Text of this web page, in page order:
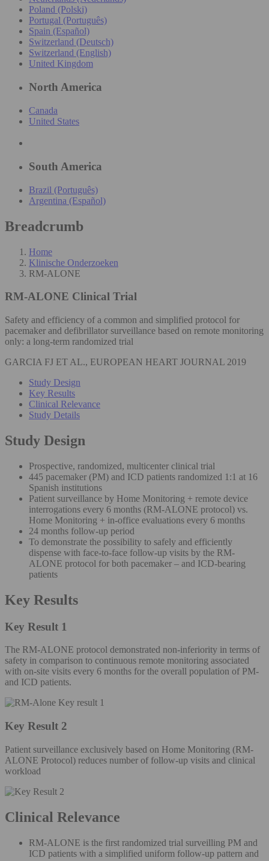
Poland (Polski)
Portugal (Português)
Spain (Español)
Switzerland (Deutsch)
Switzerland (English)
United Kingdom
North America
Canada
United States
South America
Brazil (Português)
Argentina (Español)
Breadcrumb
Home
Klinische Onderzoeken
RM-ALONE
RM-ALONE Clinical Trial
Safety and efficiency of a common and simplified protocol for
pacemaker and defibrillator surveillance based on remote monitoring
only: a long-term randomized trial
GARCIA FJ ET AL., EUROPEAN HEART JOURNAL 2019
Study Design
Key Results
Clinical Relevance
Study Details
Study Design
Prospective, randomized, multicenter clinical trial
445 pacemaker (PM) and ICD patients randomized 1:1 at 16
Spanish institutions
Patient surveillance by Home Monitoring + remote device
interrogations every 6 months (RM-ALONE protocol) vs.
Home Monitoring + in-office evaluations every 6 months
24 months follow-up period
To demonstrate the possibility to safely and efficiently
dispense with face-to-face follow-up visits by the RM-
ALONE protocol for both pacemaker – and ICD-bearing
patients
Key Results
Key Result 1
The RM-ALONE protocol demonstrated non-inferiority in terms of
safety in comparison to continuous remote monitoring associated
with on-site visits every 6 months for the overall population of PM-
and ICD patients.
Key Result 2
Patient surveillance exclusively based on Home Monitoring (RM-
ALONE Protocol) reduces number of follow-up visits and clinical
workload
Clinical Relevance
RM-ALONE is the first randomized trial surveilling PM and
ICD patients with a simplified uniform follow-up pattern and